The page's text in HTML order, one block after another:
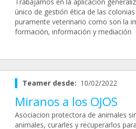
único de gestión ética de las
puramente veterinario como son la
formación, información y mediación
Teamer desde: 10/02/2022
Miranos a los OJOS
Asociacion protectora de animales
animales, curarles y recuperarlos